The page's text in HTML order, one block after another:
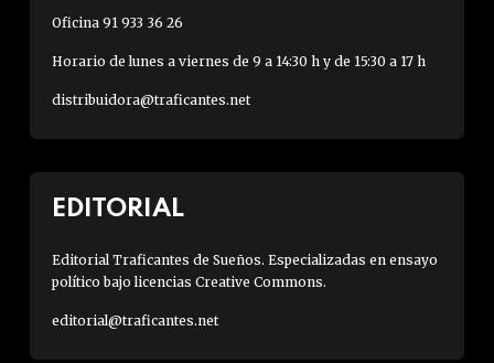
Oficina 91 933 36 26
Horario de lunes a viernes de 9 a 14:30 h y de 15:30 a 17 h
distribuidora@traficantes.net
EDITORIAL
Editorial Traficantes de Sueños. Especializadas en ensayo
político bajo licencias Creative Commons.
editorial@traficantes.net